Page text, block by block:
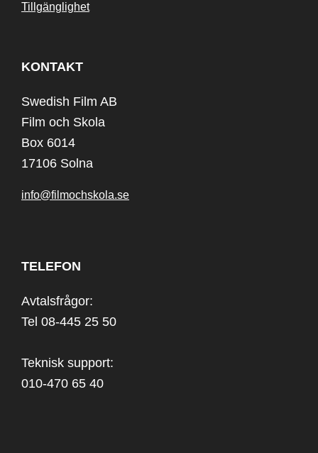
Tillgänglighet
KONTAKT
Swedish Film AB
Film och Skola
Box 6014
17106 Solna
info@filmochskola.se
TELEFON
Avtalsfrågor:
Tel 08-445 25 50
Teknisk support:
010-470 65 40